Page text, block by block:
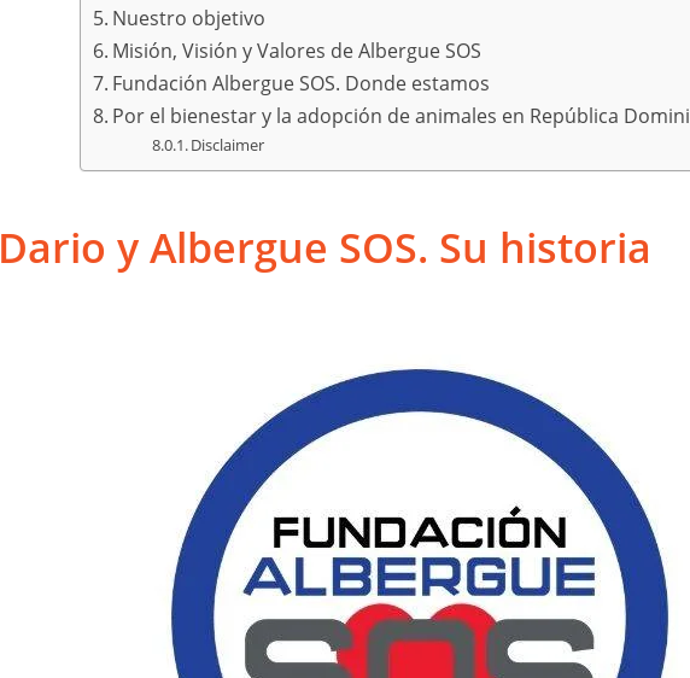
Nuestro objetivo
Misión, Visión y Valores de Albergue SOS
Fundación Albergue SOS. Donde estamos
Por el bienestar y la adopción de animales en República
Disclaimer
Dario y Albergue SOS. Su historia